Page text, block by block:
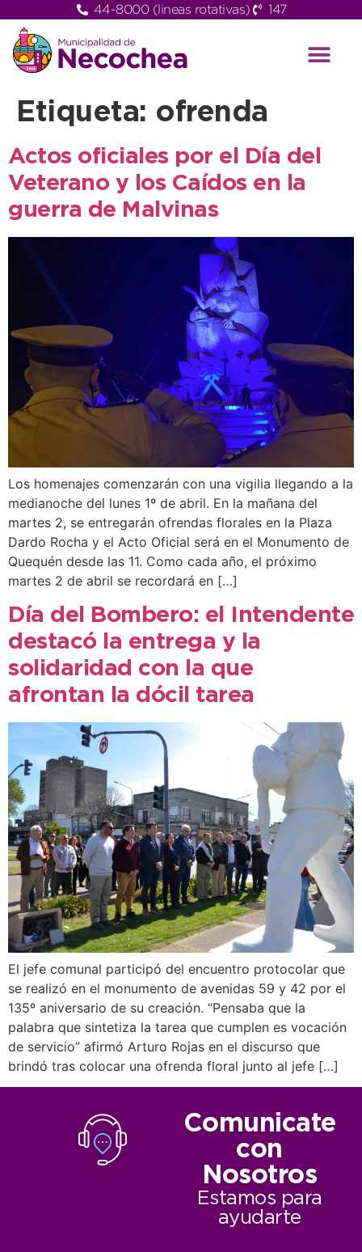
44-8000 (lineas rotativas) 147
Etiqueta: ofrenda
Actos oficiales por el Día del
Veterano y los Caídos en la
guerra de Malvinas
Los homenajes comenzarán con una vigilia llegando a la
medianoche del lunes 1º de abril. En la mañana del
martes 2, se entregarán ofrendas florales en la Plaza
Dardo Rocha y el Acto Oficial será en el Monumento de
Quequén desde las 11. Como cada año, el próximo
martes 2 de abril se recordará en […]
Día del Bombero: el Intendente
destacó la entrega y la
solidaridad con la que
afrontan la dócil tarea
El jefe comunal participó del encuentro protocolar que
se realizó en el monumento de avenidas 59 y 42 por el
135º aniversario de su creación. “Pensaba que la
palabra que sintetiza la tarea que cumplen es vocación
de servicio” afirmó Arturo Rojas en el discurso que
brindó tras colocar una ofrenda floral junto al jefe […]
Comunicate
con
Nosotros
Estamos para
ayudarte